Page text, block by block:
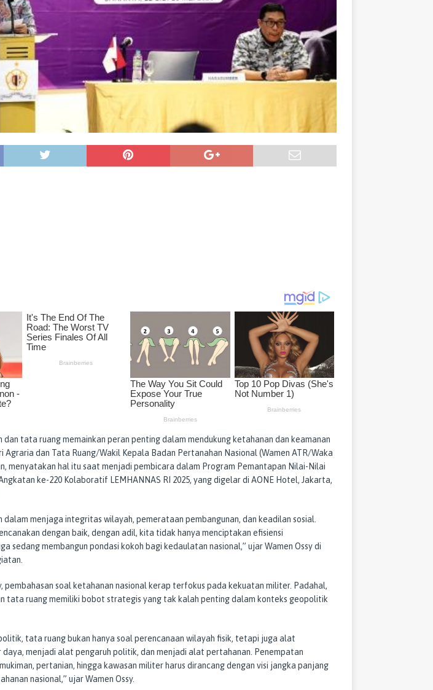
dan tata ruang memainkan peran penting dalam mendukung ketahanan dan keamanan
Agraria dan Tata Ruang/Wakil Kepala Badan Pertanahan Nasional (Wamen ATR/Waka
menyatakan hal itu saat menjadi pembicara dalam Program Pemantapan Nilai-Nilai
ke-220 Kolaboratif LEMHANNAS RI 2025, yang digelar di AONE Hotel, Jakarta,
dalam menjaga integritas wilayah, pemerataan pembangunan, dan keadilan sosial.
dengan baik, dengan adil, kita tidak hanya menciptakan efisiensi
sedang membangun pondasi kokoh bagi kedaulatan nasional,” ujar Wamen Ossy di
pembahasan soal ketahanan nasional kerap terfokus pada kekuatan militer. Padahal,
tata ruang memiliki bobot strategis yang tak kalah penting dalam konteks geopolitik
tata ruang bukan hanya soal perencanaan wilayah fisik, tetapi juga alat
daya, menjadi alat pengaruh politik, dan menjadi alat pertahanan. Penempatan
pertanian, hingga kawasan militer harus dirancang dengan visi jangka panjang
nasional,” ujar Wamen Ossy.